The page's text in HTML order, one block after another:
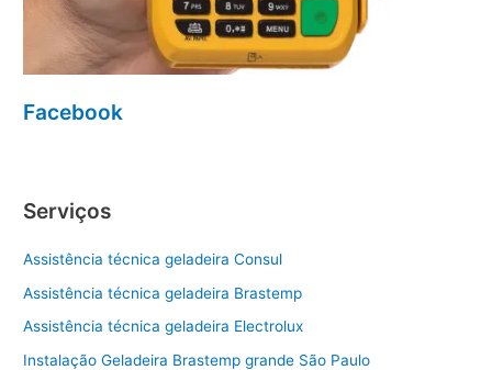
Facebook
Serviços
Assistência técnica geladeira Consul
Assistência técnica geladeira Brastemp
Assistência técnica geladeira Electrolux
Instalação Geladeira Brastemp grande São Paulo